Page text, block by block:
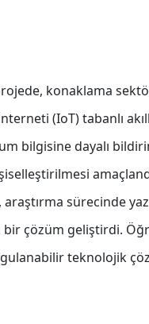
konaklama
(IoT) tabanlı
bilgisine dayalı
sürecinde
çözüm geliştirdi.
teknolojik